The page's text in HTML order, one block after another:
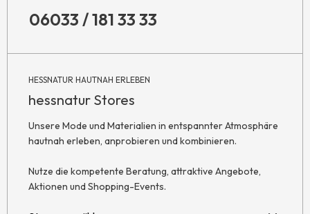
06033 / 181 33 33
HESSNATUR HAUTNAH ERLEBEN
hessnatur Stores
Unsere Mode und Materialien in entspannter Atmosphäre
hautnah erleben, anprobieren und kombinieren.
Nutze die kompetente Beratung, attraktive Angebote,
Aktionen und Shopping-Events.